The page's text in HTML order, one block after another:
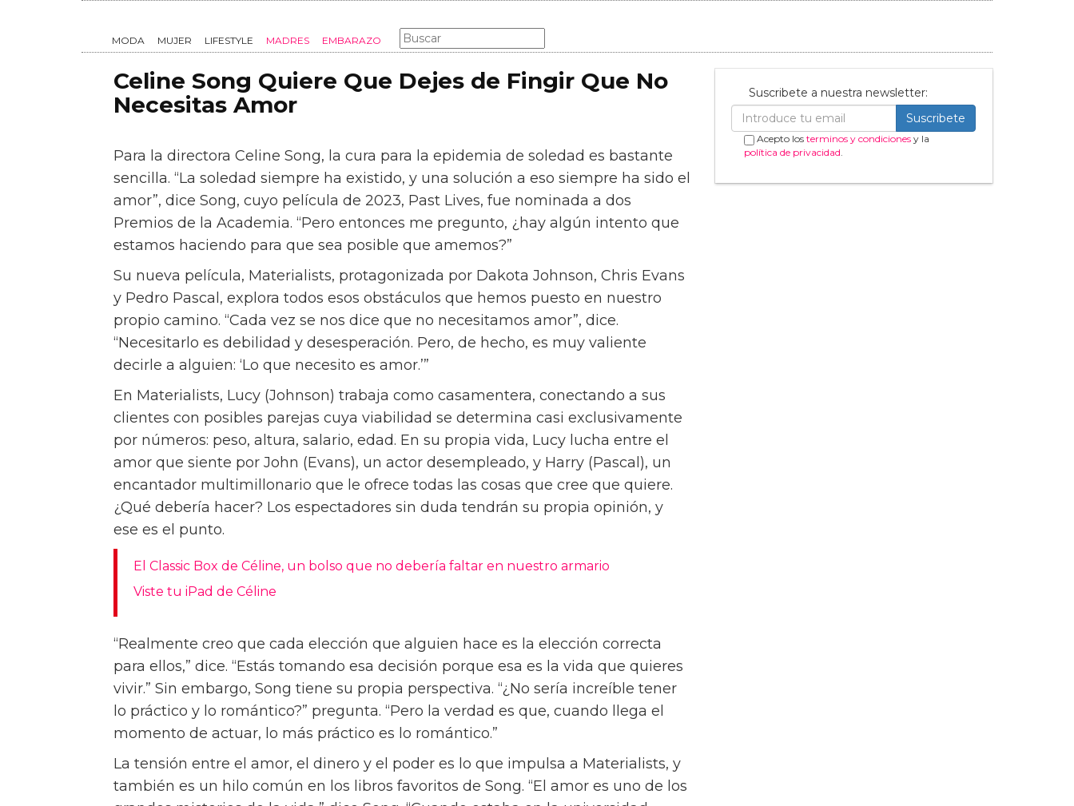
MODA
Celine Song Quiere Que Dejes de Fingir Que No
Para la directora Celine Song, la cura para la epidemia de soledad es bastante
sencilla. “La soledad siempre ha existido, y una solución a eso siempre ha sido el
amor”, dice Song, cuyo película de 2023, Past Lives, fue nominada a dos
Premios de la Academia. “Pero entonces me pregunto, ¿hay algún intento que
estamos haciendo para que sea posible que amemos?”
Su nueva película, Materialists, protagonizada por Dakota Johnson, Chris Evans
y Pedro Pascal, explora todos esos obstáculos que hemos puesto en nuestro
Suscribete a nuestra newsletter:
política de privacidad.